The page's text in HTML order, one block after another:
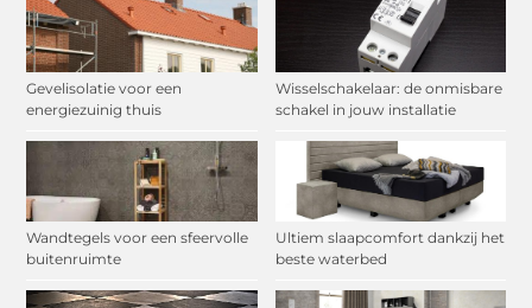
Gevelisolatie voor een
energiezuinig thuis
Wisselschakelaar: de onmisbare
schakel in jouw installatie
Wandtegels voor een sfeervolle
buitenruimte
Ultiem slaapcomfort dankzij het
beste waterbed